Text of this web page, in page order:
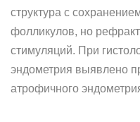
структура с
фолликулов, но
стимуляций. При
эндометрия выявлено
атрофичного